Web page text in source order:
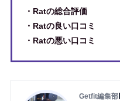
・Ratの総合評価
・Ratの良い口コミ
・Ratの悪い口コミ
Getfit編集部